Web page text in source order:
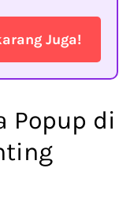
Juga!
Popup di